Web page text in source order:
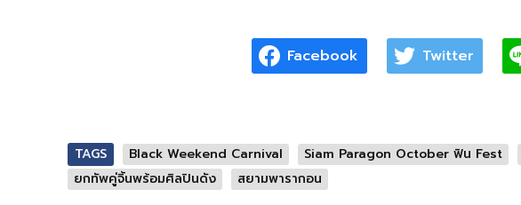
Facebook Twitter
TAGS Black Weekend Carnival Siam Paragon October ฟิน Fest
ยกทัพคู่จิ้นพร้อมศิลปินดัง
สยามพารากอน